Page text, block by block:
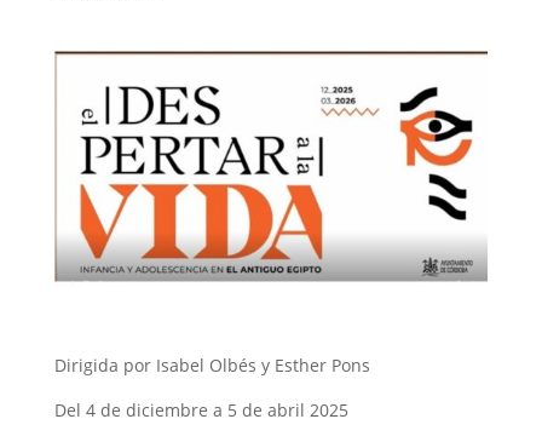
Dirigida por Isabel Olbés y Esther Pons
Del 4 de diciembre a 5 de abril 2025